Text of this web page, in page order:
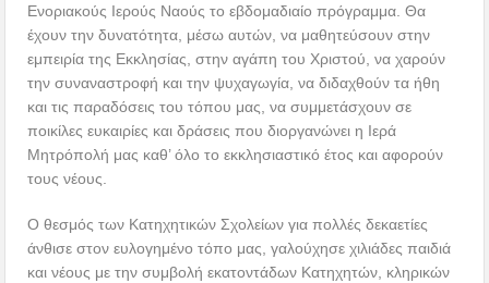
Ενοριακούς Ιερούς Ναούς το εβδομαδιαίο πρόγραμμα. Θα
έχουν την δυνατότητα, μέσω αυτών, να μαθητεύσουν στην
εμπειρία της Εκκλησίας, στην αγάπη του Χριστού, να χαρούν
την συναναστροφή και την ψυχαγωγία, να διδαχθούν τα ήθη
και τις παραδόσεις του τόπου μας, να συμμετάσχουν σε
ποικίλες ευκαιρίες και δράσεις που διοργανώνει η Ιερά
Μητρόπολή μας καθ’ όλο το εκκλησιαστικό έτος και αφορούν
τους νέους.
Ο θεσμός των Κατηχητικών Σχολείων για πολλές δεκαετίες
άνθισε στον ευλογημένο τόπο μας, γαλούχησε χιλιάδες παιδιά
και νέους με την συμβολή εκατοντάδων Κατηχητών, κληρικών